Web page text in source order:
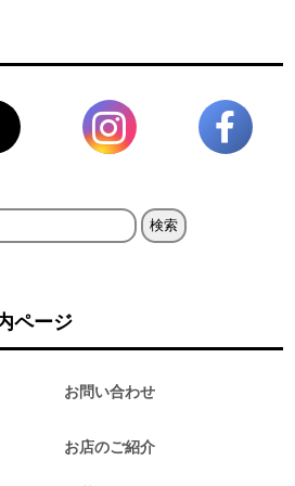
ページ
お問い合わせ
お店のご紹介